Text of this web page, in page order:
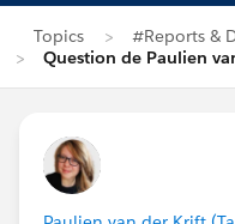
Topics
#Reports &
Question de Paulien